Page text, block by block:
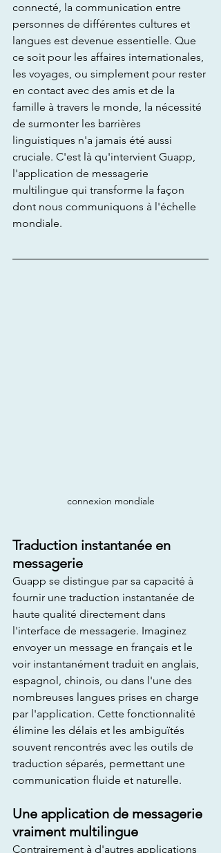
connecté, la communication entre
personnes de différentes cultures et
langues est devenue essentielle. Que
ce soit pour les affaires internationales,
les voyages, ou simplement pour rester
en contact avec des amis et de la
famille à travers le monde, la nécessité
de surmonter les barrières
linguistiques n'a jamais été aussi
cruciale. C'est là qu'intervient Guapp,
l'application de messagerie
multilingue qui transforme la façon
dont nous communiquons à l'échelle
mondiale.
connexion mondiale
Traduction instantanée en
messagerie
Guapp se distingue par sa capacité à
fournir une traduction instantanée de
haute qualité directement dans
l'interface de messagerie. Imaginez
envoyer un message en français et le
voir instantanément traduit en anglais,
espagnol, chinois, ou dans l'une des
nombreuses langues prises en charge
par l'application. Cette fonctionnalité
élimine les délais et les ambiguïtés
souvent rencontrés avec les outils de
traduction séparés, permettant une
communication fluide et naturelle.
Une application de messagerie
vraiment multilingue
Contrairement à d'autres applications